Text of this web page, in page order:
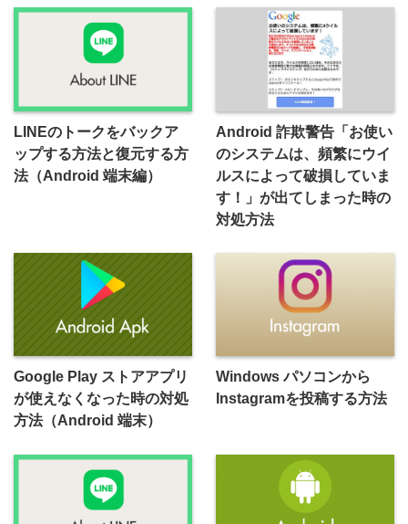
LINEのトークをバックア
ップする方法と復元する方
法（Android 端末編）
Android 詐欺警告「お使い
のシステムは、頻繁にウイ
ルスによって破損していま
す！」が出てしまった時の
対処方法
Google Play ストアアプリ
が使えなくなった時の対処
方法（Android 端末）
Windows パソコンから
Instagramを投稿する方法